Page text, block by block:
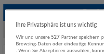
Weitere Jobs
Ihre Privatsphäre ist uns wichtig
Wir und unsere527 Partner speichern
Browsing-Daten oder eindeutige
. Wenn Sie Akzeptieren auswählen,